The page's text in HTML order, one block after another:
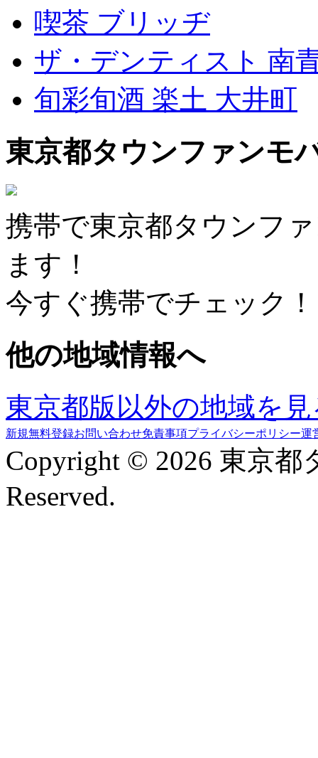
喫茶 ブリッヂ
ザ・デンティスト 南
旬彩旬酒 楽土 大井町
東京都タウンファンモ
携帯で東京都タウンフ
ます！
今すぐ携帯でチェック！
他の地域情報へ
東京都版以外の地域を
新規無料登録お問い合わせ免責事項プライバシーポリシー運
Copyright © 2026 東京
Reserved.